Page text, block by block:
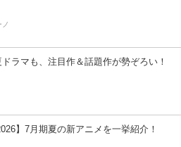
ノ
ラマも、注目作＆話題作が勢ぞろい！
】7月期夏の新アニメを一挙紹介！